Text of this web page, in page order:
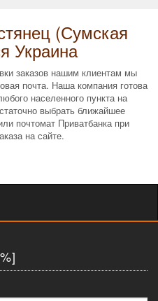
(Сумская
Украина
заказов нашим клиентам мы
почта. Наша компания готова
населенного пункта на
выбрать ближайшее
почтомат Приватбанка при
на сайте.